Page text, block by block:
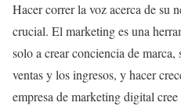
Hacer correr la voz acerca de su
crucial. El marketing es una
solo a crear conciencia de
ventas y los ingresos, y hacer
empresa de marketing digital